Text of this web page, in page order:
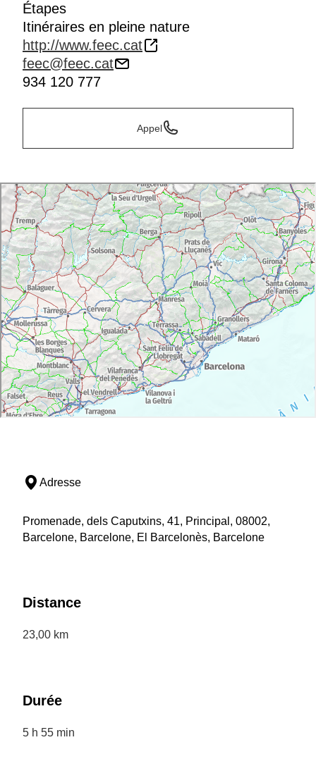
Étapes
Itinéraires en pleine nature
http://www.feec.cat
feec@feec.cat
934 120 777
Appel
Adresse
Promenade, dels Caputxins, 41, Principal, 08002,
Barcelone, Barcelone, El Barcelonès, Barcelone
Distance
23,00 km
Durée
5 h 55 min